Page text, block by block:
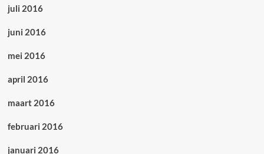
juli 2016
juni 2016
mei 2016
april 2016
maart 2016
februari 2016
januari 2016